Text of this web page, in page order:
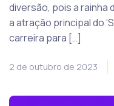
diversão, pois a rainha
a atração principal do
carreira para […]
2 de outubro de 2023